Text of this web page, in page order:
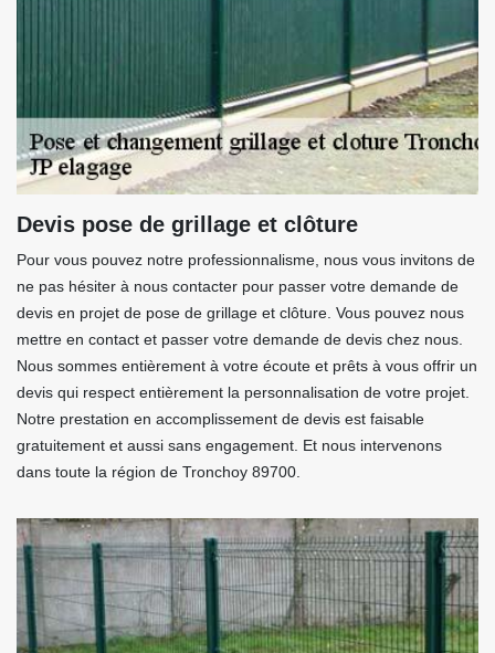
Devis pose de grillage et clôture
Pour vous pouvez notre professionnalisme, nous vous invitons de
ne pas hésiter à nous contacter pour passer votre demande de
devis en projet de pose de grillage et clôture. Vous pouvez nous
mettre en contact et passer votre demande de devis chez nous.
Nous sommes entièrement à votre écoute et prêts à vous offrir un
devis qui respect entièrement la personnalisation de votre projet.
Notre prestation en accomplissement de devis est faisable
gratuitement et aussi sans engagement. Et nous intervenons
dans toute la région de Tronchoy 89700.